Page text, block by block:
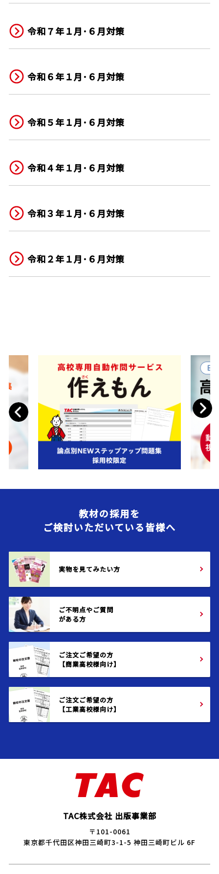
令和７年１月･６月対策
令和６年１月･６月対策
令和５年１月･６月対策
令和４年１月･６月対策
令和３年１月･６月対策
令和２年１月･６月対策
Previous
Next
教材の採用を
ご検討いただいている皆様へ
実物を見てみたい方
ご不明点やご質問
がある方
ご注文ご希望の方
【商業高校様向け】
ご注文ご希望の方
【工業高校様向け】
TAC株式会社 出版事業部
〒101-0061
東京都千代田区神田三崎町3-1-5 神田三崎町ビル 6F